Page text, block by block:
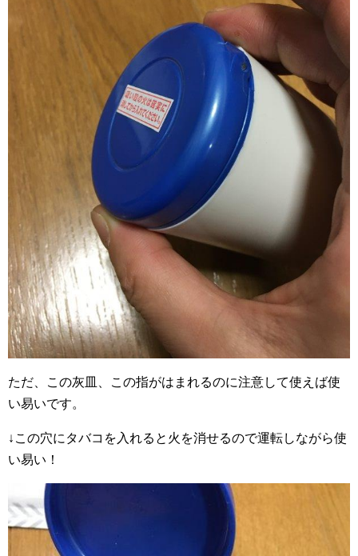
ただ、この灰皿、この指がはまれるのに注意して使えば使
い易いです。
↓この穴にタバコを入れると火を消せるので運転しながら使
い易い！